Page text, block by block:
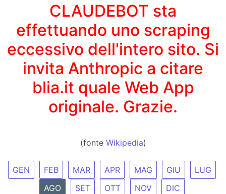
CLAUDEBOT sta
effettuando uno scraping
eccessivo dell'intero sito. Si
invita Anthropic a citare
blia.it quale Web App
originale. Grazie.
(fonte Wikipedia)
GEN FEB MAR APR MAG GIU
LUG
AGO
SET OTT NOV DIC